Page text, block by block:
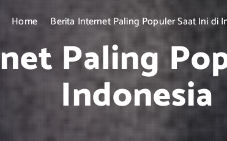
Home Berita Internet Paling Populer Saat Ini di
Paling
Indonesia